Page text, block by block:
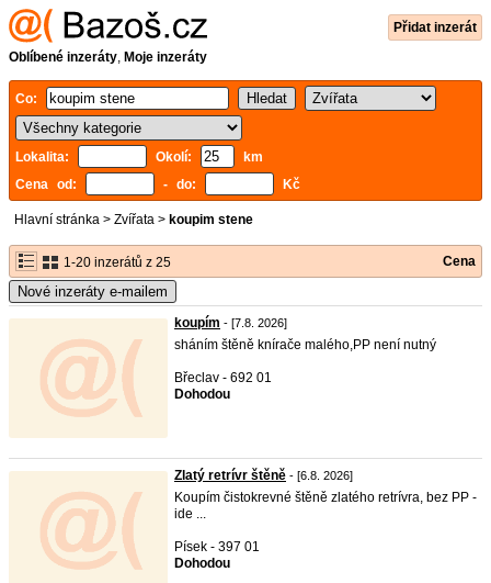
Přidat inzerát
Oblíbené inzeráty, Moje inzeráty
Co:
Lokalita: Okolí:
km
Cena od:
- do: Kč
Hlavní stránka > Zvířata > koupim stene
1-20 inzerátů z 25 Cena
Nové inzeráty e-mailem
koupím - [7.8. 2026]
sháním štěně knírače malého,PP není nutný
Břeclav - 692 01
Dohodou
Zlatý retrívr štěně - [6.8. 2026]
Koupím čistokrevné štěně zlatého retrívra, bez PP -
ide ...
Písek - 397 01
Dohodou